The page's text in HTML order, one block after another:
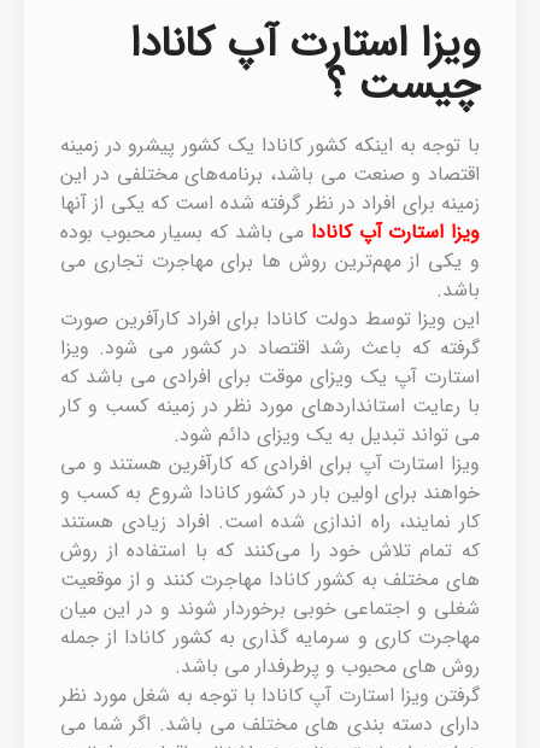
ویزا استارت آپ کانادا
چیست ؟
با توجه به اینکه کشور کانادا یک کشور پیشرو در زمینه
اقتصاد و صنعت می باشد، برنامه‌های مختلفی در این
زمینه برای افراد در نظر گرفته شده است که یکی از آنها
ویزا استارت آپ کانادا می باشد که بسیار محبوب بوده
و یکی از مهم‌ترین روش ها برای مهاجرت تجاری می
باشد.
این ویزا توسط دولت کانادا برای افراد کارآفرین صورت
گرفته که باعث رشد اقتصاد در کشور می شود. ویزا
استارت آپ یک ویزای موقت برای افرادی می باشد که
با رعایت استانداردهای مورد نظر در زمینه کسب و کار
می تواند تبدیل به یک ویزای دائم شود.
ویزا استارت آپ برای افرادی که کارآفرین هستند و می
خواهند برای اولین بار در کشور کانادا شروع به کسب و
کار نمایند، راه اندازی شده است. افراد زیادی هستند
که تمام تلاش خود را می‌کنند که با استفاده از روش
های مختلف به کشور کانادا مهاجرت کنند و از موقعیت
شغلی و اجتماعی خوبی برخوردار شوند و در این میان
مهاجرت کاری و سرمایه گذاری به کشور کانادا از جمله
روش های محبوب و پرطرفدار می باشد.
گرفتن ویزا استارت آپ کانادا با توجه به شغل مورد نظر
دارای دسته بندی های مختلف می باشد. اگر شما می